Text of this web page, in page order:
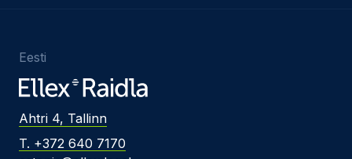
Eesti
Ahtri 4, Tallinn
T. +372 640 7170